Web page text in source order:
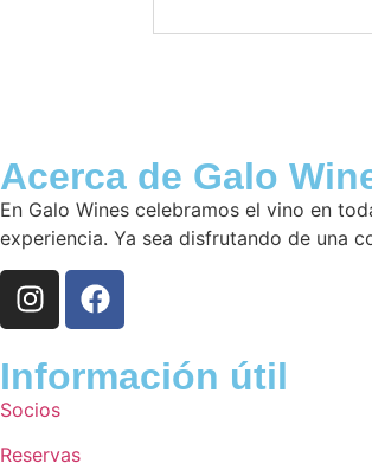
Acerca de Galo
En Galo Wines celebramos el vino en
experiencia. Ya sea disfrutando de una
Información útil
Socios
Reservas